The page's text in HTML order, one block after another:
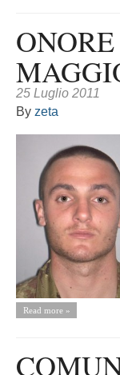
25 Luglio 2011
By zeta
Read more »